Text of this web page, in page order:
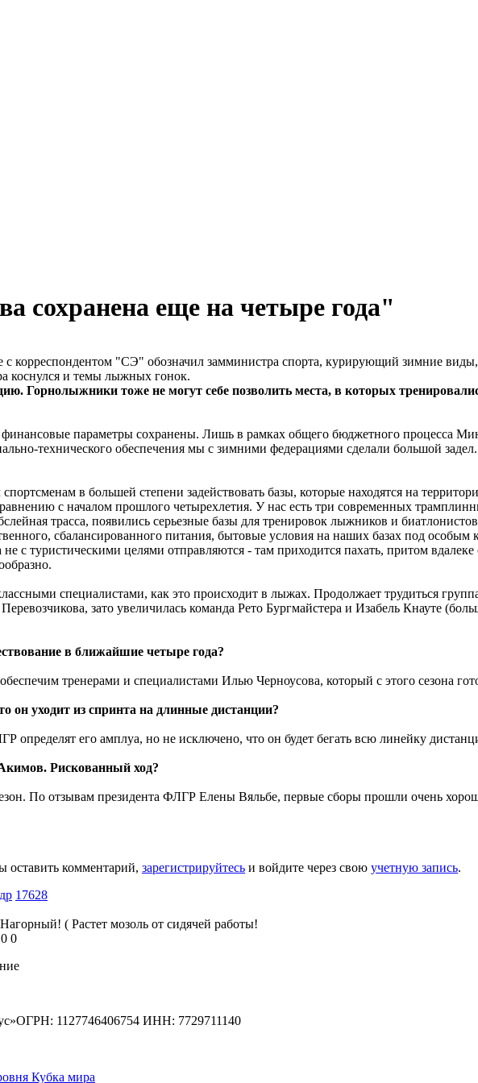
еще на четыре года"
с корреспондентом "СЭ" обозначил замминистра спорта, курирующий зимние
коснулся и темы лыжных гонок.
Горнолыжники тоже не могут себе позволить места, в которых
параметры сохранены. Лишь в рамках общего бюджетного процесса
технического обеспечения мы с зимними федерациями сделали большой
в большей степени задействовать базы, которые находятся на
с началом прошлого четырехлетия. У нас есть три современных
трасса, появились серьезные базы для тренировок лыжников и
сбалансированного питания, бытовые условия на наших базах под
с туристическими целями отправляются - там приходится пахать, притом вдалеке
специалистами, как это происходит в лыжах. Продолжает трудиться
зато увеличилась команда Рето Бургмайстера и Изабель Кнауте
в ближайшие четыре года?
тренерами и специалистами Илью Черноусова, который с этого сезона
он уходит из спринта на длинные дистанции?
его амплуа, но не исключено, что он будет бегать всю линейку
Рискованный ход?
По отзывам президента ФЛГР Елены Вяльбе, первые сборы прошли очень
оставить комментарий, зарегистрируйтесь и войдите через свою учетную запись.
17628
( Растет мозоль от сидячей работы!
0 0
1127746406754 ИНН: 7729711140